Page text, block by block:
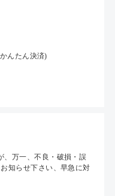
んたん決済)
、万一、不良・破損・誤
知らせ下さい、早急に対